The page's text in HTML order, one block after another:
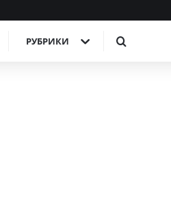
РУБРИКИ